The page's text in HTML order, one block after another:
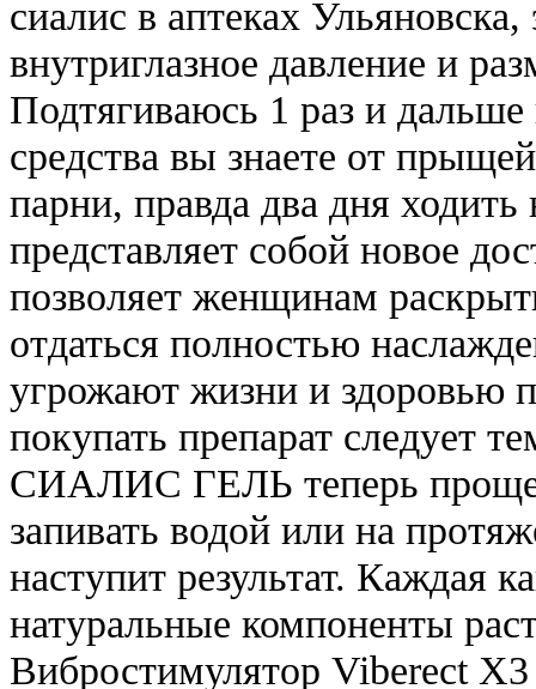
сиалис в аптеках
внутриглазное давление и
Подтягиваюсь 1 раз и
средства вы знаете от
парни, правда два дня
представляет собой новое
позволяет женщинам
отдаться полностью
угрожают жизни и здоровью
покупать препарат следует
СИАЛИС ГЕЛЬ теперь проще
запивать водой или на
наступит результат. Каждая
натуральные компоненты
Вибростимулятор Viberect